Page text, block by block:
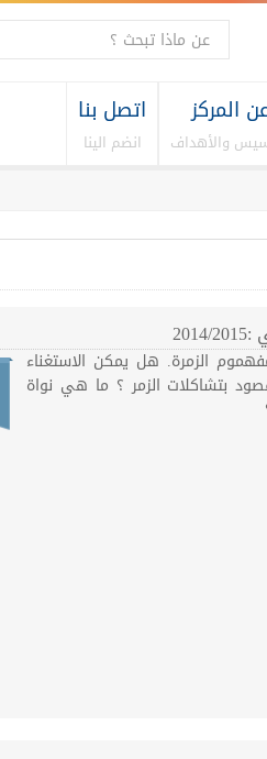
المركز
والأهداف
اتصل بنا
انضم الينا
الزمرة. هل يمكن الاستغناء
بتشاكلات الزمر ؟ ما هي نواة